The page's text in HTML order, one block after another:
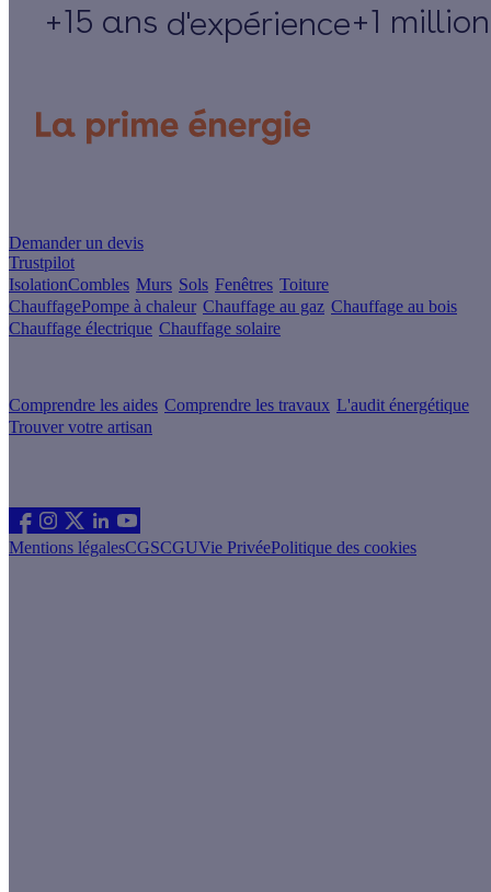
+15 ans d'expérience+1
Demander un devis
Trustpilot
IsolationCombles Murs Sols Fenêtres Toiture
ChauffagePompe à chaleur Chauffage au gaz Chauffage au bois
Chauffage électrique Chauffage solaire
Comprendre les aides Comprendre les travaux L'audit énergétique
Trouver votre artisan
Mentions légalesCGSCGUVie PrivéePolitique des cookies